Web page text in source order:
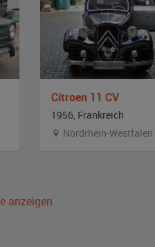
Citroen 11 CV
1956, Frankreich
Nordrhein-Westfalen
anzeigen